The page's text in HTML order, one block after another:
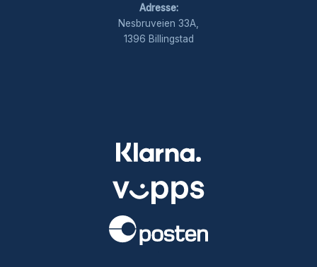
Adresse:
Nesbruveien 33A,
1396 Billingstad